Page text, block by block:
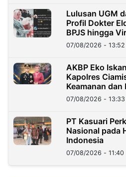
Lulusan UGM
Profil Dokter
BPJS hingga
07/08/2026 - 13:52
AKBP Eko
Kapolres
Keamanan dan
Masyarakat
07/08/2026 - 13:33
PT Kasuari
Nasional pada
Indonesia
07/08/2026 - 11:40